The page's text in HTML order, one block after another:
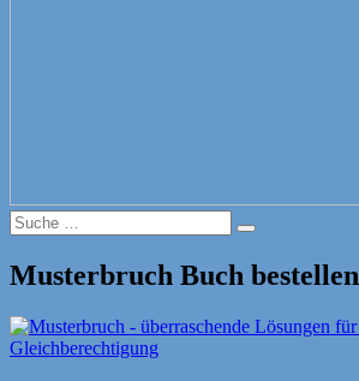
Suche
nach:
Suche
Musterbruch Buch bestellen